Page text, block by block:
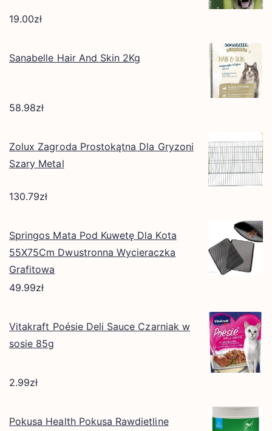
19.00zł
Sanabelle Hair And Skin 2Kg
58.98zł
Zolux Zagroda Prostokątna Dla Gryzoni
Szary Metal
130.79zł
Springos Mata Pod Kuwetę Dla Kota
55X75Cm Dwustronna Wycieraczka
Grafitowa
49.99zł
Vitakraft Poésie Deli Sauce Czarniak w
sosie 85g
2.99zł
Pokusa Health Pokusa Rawdietline